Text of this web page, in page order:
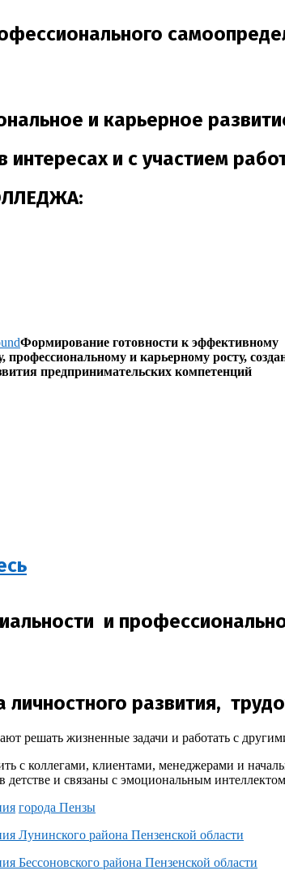
и карьерное
интересах и с участием
Формирование готовности к эффективному
профессиональному и карьерному росту,
предпринимательских компетенций
и
развития,
решать жизненные задачи и работать с
с коллегами, клиентами, менеджерами и
и связаны с эмоциональным
города Пензы
Лунинского района Пензенской области
Бессоновского района Пензенской области